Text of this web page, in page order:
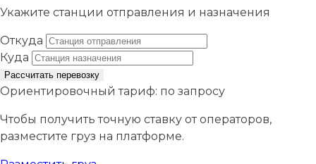
Укажите станции отправления и назначения
Откуда
Куда
Рассчитать перевозку
Ориентировочный тариф: по запросу
Чтобы получить точную ставку от операторов,
разместите груз на платформе.